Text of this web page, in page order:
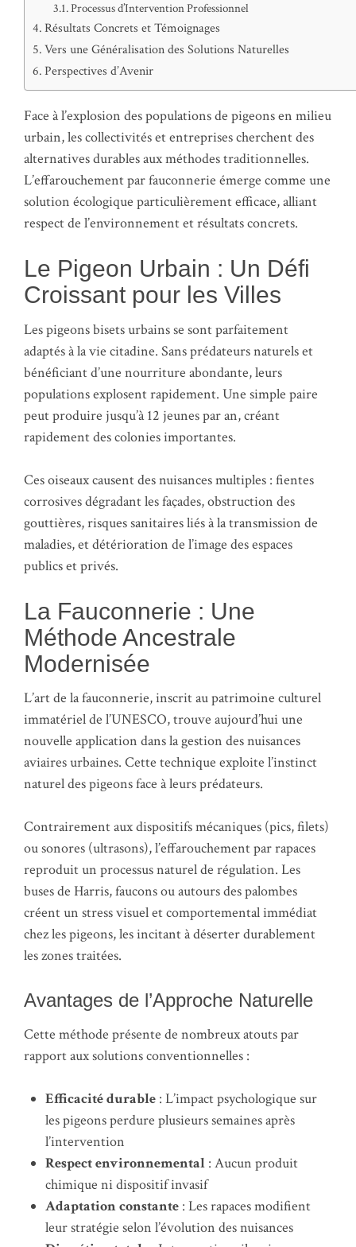
Processus d’Intervention Professionnel
Résultats Concrets et Témoignages
Vers une Généralisation des Solutions Naturelles
Perspectives d’Avenir
Face à l’explosion des populations de pigeons en milieu
urbain, les collectivités et entreprises cherchent des
alternatives durables aux méthodes traditionnelles.
L’effarouchement par fauconnerie émerge comme une
solution écologique particulièrement efficace, alliant
respect de l’environnement et résultats concrets.
Le Pigeon Urbain : Un Défi
Croissant pour les Villes
Les pigeons bisets urbains se sont parfaitement
adaptés à la vie citadine. Sans prédateurs naturels et
bénéficiant d’une nourriture abondante, leurs
populations explosent rapidement. Une simple paire
peut produire jusqu’à 12 jeunes par an, créant
rapidement des colonies importantes.
Ces oiseaux causent des nuisances multiples : fientes
corrosives dégradant les façades, obstruction des
gouttières, risques sanitaires liés à la transmission de
maladies, et détérioration de l’image des espaces
publics et privés.
La Fauconnerie : Une
Méthode Ancestrale
Modernisée
L’art de la fauconnerie, inscrit au patrimoine culturel
immatériel de l’UNESCO, trouve aujourd’hui une
nouvelle application dans la gestion des nuisances
aviaires urbaines. Cette technique exploite l’instinct
naturel des pigeons face à leurs prédateurs.
Contrairement aux dispositifs mécaniques (pics, filets)
ou sonores (ultrasons), l’effarouchement par rapaces
reproduit un processus naturel de régulation. Les
buses de Harris, faucons ou autours des palombes
créent un stress visuel et comportemental immédiat
chez les pigeons, les incitant à déserter durablement
les zones traitées.
Avantages de l’Approche Naturelle
Cette méthode présente de nombreux atouts par
rapport aux solutions conventionnelles :
Efficacité durable : L’impact psychologique sur
les pigeons perdure plusieurs semaines après
l’intervention
Respect environnemental : Aucun produit
chimique ni dispositif invasif
Adaptation constante : Les rapaces modifient
leur stratégie selon l’évolution des nuisances